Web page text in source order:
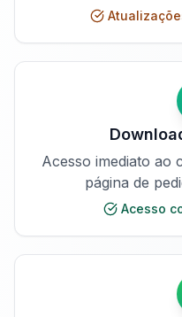
Acesso imediato ao
página de
Acesso